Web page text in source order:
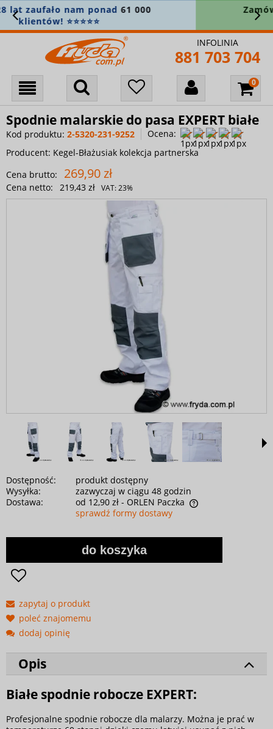
Zamówienie powyżej 400 zł? Wysyłkę
bierzemy na siebie! 🚚
INFOLINIA
881 703 704
Spodnie malarskie do pasa EXPERT białe
Kod produktu: 2-5320-231-9252
Ocena:
Producent: Kegel-Błażusiak kolekcja partnerska
Cena brutto:
269,90 zł
Cena netto: 219,43 zł VAT:23%
Dostępność:
produkt dostępny
Wysyłka:
zazwyczaj w ciągu 48 godzin
Dostawa:
od 12,90 zł - ORLEN Paczka
sprawdź formy dostawy
do koszyka
zapytaj o produkt
poleć znajomemu
dodaj opinię
Opis
Białe spodnie robocze EXPERT:
Profesjonalne spodnie robocze dla malarzy. Można je prać w